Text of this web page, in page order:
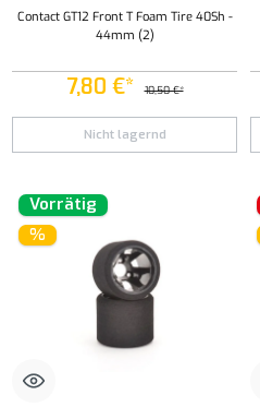
Contact GT12 Front T Foam Tire 40Sh -
44mm (2)
7,80 €* 10,50 €*
Nicht lagernd
Vorrätig
%